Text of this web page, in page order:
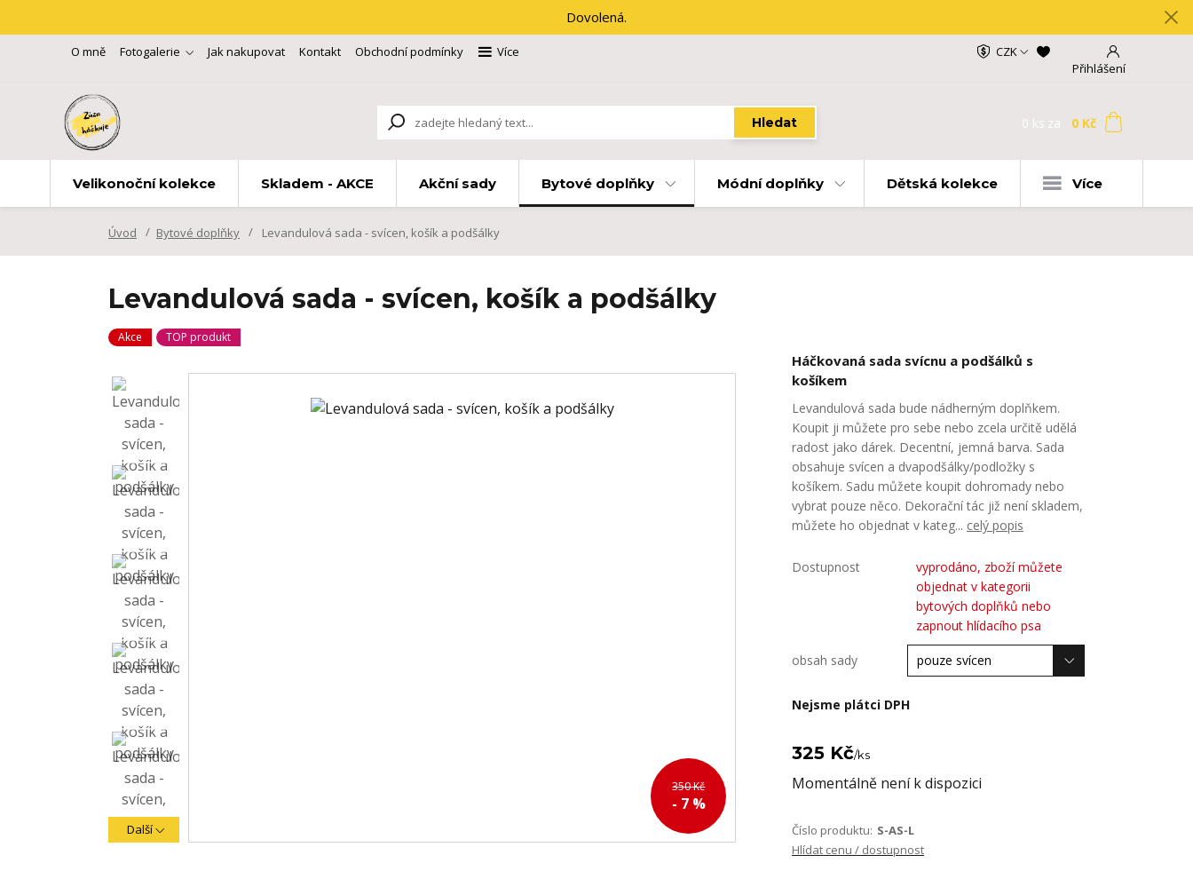
Dovolená.
O mně Fotogalerie Jak nakupovat Kontakt Obchodní podmínky Více
CZK
Přihlášení
Hledat 0 ks za 0 Kč
Velikonoční kolekce Skladem - AKCE Akční sady Bytové doplňky Módní doplňky Dětská kolekce Více
Úvod Bytové doplňky Levandulová sada - svícen, košík a podšálky
Levandulová sada - svícen, košík a podšálky
Akce TOP produkt
350 Kč
- 7 %
Další
Háčkovaná sada svícnu a podšálků s
košíkem
Levandulová sada bude nádherným doplňkem.
Koupit ji můžete pro sebe nebo zcela určitě udělá
radost jako dárek. Decentní, jemná barva. Sada
obsahuje svícen a dvapodšálky/podložky s
košíkem. Sadu můžete koupit dohromady nebo
vybrat pouze něco. Dekorační tác již není skladem,
můžete ho objednat v kateg... celý popis
Dostupnost
vyprodáno, zboží můžete
objednat v kategorii
bytových doplňků nebo
zapnout hlídacího psa
obsah sady
Nejsme plátci DPH
325 Kč/ks
Momentálně není k dispozici
Číslo produktu: S-AS-L
Hlídat cenu / dostupnost